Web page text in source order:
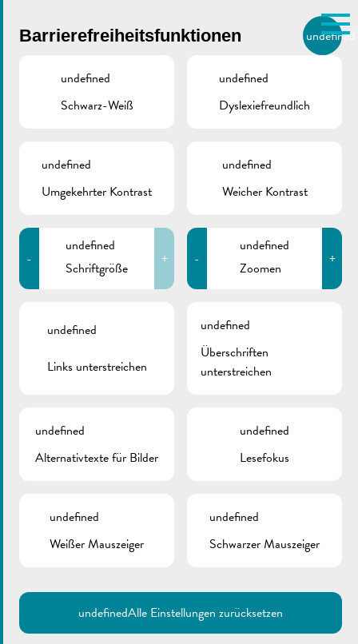
Utilisez la recherche pour
Comme par exemple des contacts, des
Karnevalsumzug
Zurück
Barrierefreiheitsfunktionen undefined
undefined
Schwarz-Weiß
undefined
Dyslexiefreundlich
undefined
Umgekehrter Kontrast
undefined
Weicher Kontrast
-
undefined
Schriftgröße
+ -
undefined
Zoomen
+
undefined
Links unterstreichen
undefined
Überschriften
unterstreichen
undefined
Alternativtexte für Bilder
undefined
Lesefokus
undefined
Weißer Mauszeiger
undefined
Schwarzer Mauszeiger
undefinedAlle Einstellungen zurücksetzen